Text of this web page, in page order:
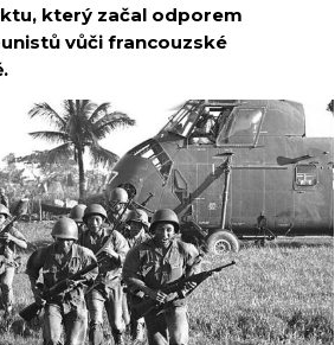
který začal odporem
vůči francouzské